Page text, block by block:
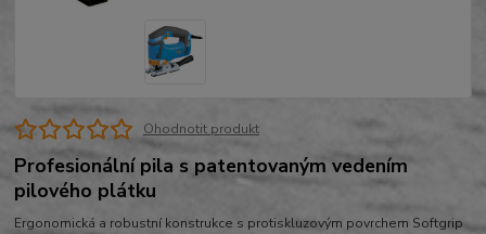
Ohodnotit produkt
Profesionální pila s patentovaným vedením
pilového plátku
Ergonomická a robustní konstrukce s protiskluzovým povrchem Softgrip